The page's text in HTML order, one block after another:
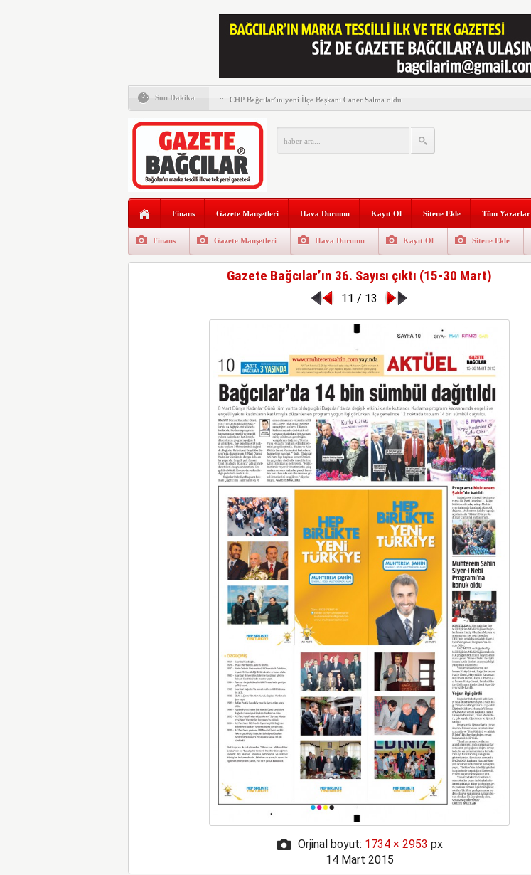
Son Dakika CHP Bağcılar’ın yeni İlçe Başkanı Caner Salma oldu
Murat Kurum Bağcılar’da vatandaşlarla buluştu
Gazete Bağcılar’ın 111. Sayısı Çıktı
Gazze ve şehitler için büyük yürüyüş!
Saadet Partisi Bağcılar’dan Millet Vekil Buluşması…
düzenlenen kermesi ziyaret etti
yılı için pişirildi
Gazete Bağcılar’ın Ekim Sayısı Çıktı
Finans Gazete Manşetleri Hava Durumu Kayıt Ol Sitene Ekle Tüm Yazarlar
Finans Gazete Manşetleri Hava Durumu Kayıt Ol Sitene Ekle
Gazete Bağcılar’ın 36. Sayısı çıktı (15-30 Mart)
11 / 13
Orjinal boyut: 1734 × 2953 px
14 Mart 2015